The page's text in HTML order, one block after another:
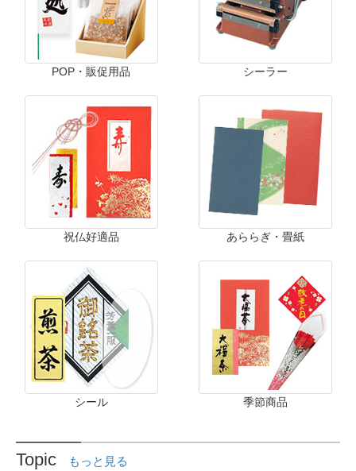
POP・販促用品 シーラー
祝仏好適品 あららぎ・畳紙
シール 季節商品
Topic もっと見る